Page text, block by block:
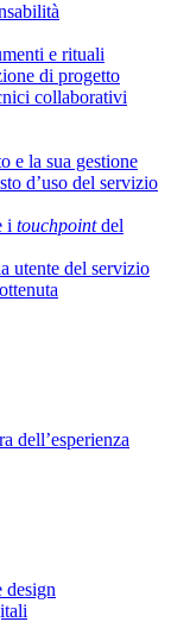
e rituali
di progetto
collaborativi
e la sua gestione
d’uso del servizio
i touchpointdel
utente del servizio
dell’esperienza
design